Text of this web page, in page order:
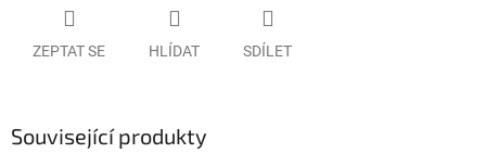
ZEPTAT SE HLÍDAT SDÍLET
Související produkty